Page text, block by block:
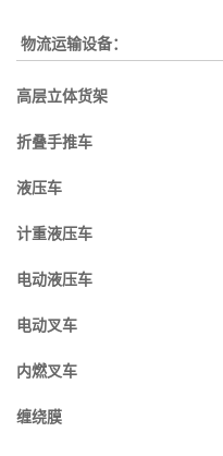
物流运输设备：
高层立体货架
折叠手推车
液压车
计重液压车
电动液压车
电动叉车
内燃叉车
缠绕膜